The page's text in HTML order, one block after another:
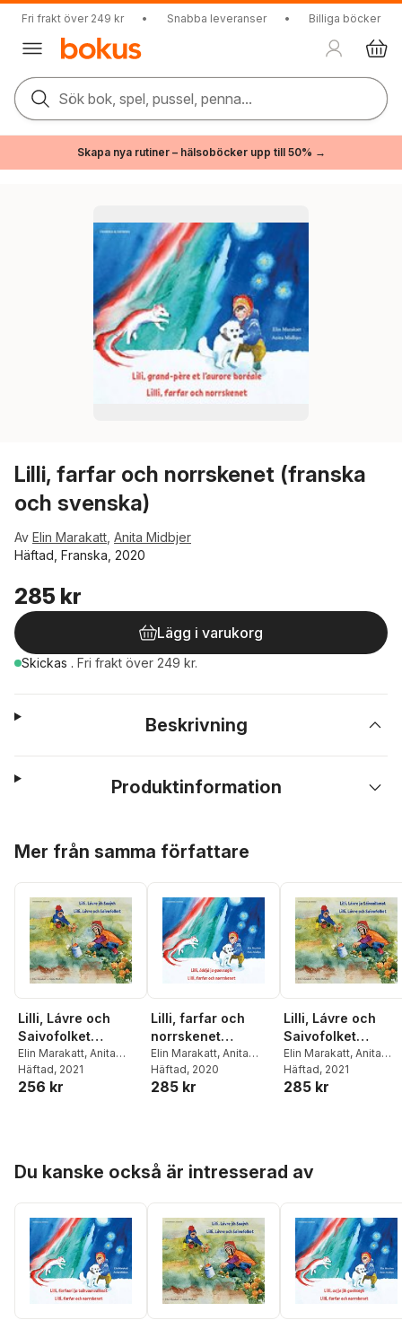
Fri frakt över 249 kr • Snabba leveranser • Billiga böcker
Sök bok, spel, pussel, penna...
Skapa nya rutiner – hälsoböcker upp till 50% →
Lilli, farfar och norrskenet (franska
och svenska)
Av Elin Marakatt Anita Midbjer
Häftad, Franska, 2020
285 kr
Lägg i varukorg
Skickas . Fri frakt över 249 kr.
Beskrivning
Produktinformation
Mer från samma författare
Lilli, Lávre och
Saivofolket
(sydsamiska och
svenska)
Elin Marakatt, Anita
Midbjer
Häftad, 2021
256 kr
Lilli, farfar och
norrskenet
(lulesamiska och
svenska)
Elin Marakatt, Anita
Midbjer
Häftad, 2020
285 kr
Lilli, Lávre och
Saivofolket
(nordsamiska och
svenska )
Elin Marakatt, Anita
Midbjer
Häftad, 2021
285 kr
Du kanske också är intresserad av